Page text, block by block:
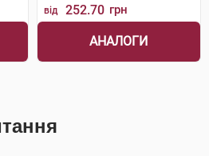
від 252.70 грн
АНАЛОГИ